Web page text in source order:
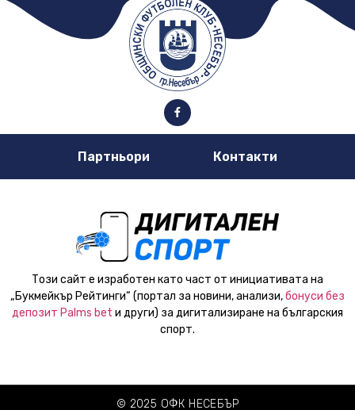
Партньори Контакти
Този сайт е изработен като част от инициативата на
„Букмейкър Рейтинги“ (портал за новини, анализи,бонуси без
депозит Palms bet и други) за дигитализиране на българския
спорт.
© 2025 ОФК НЕСЕБЪР